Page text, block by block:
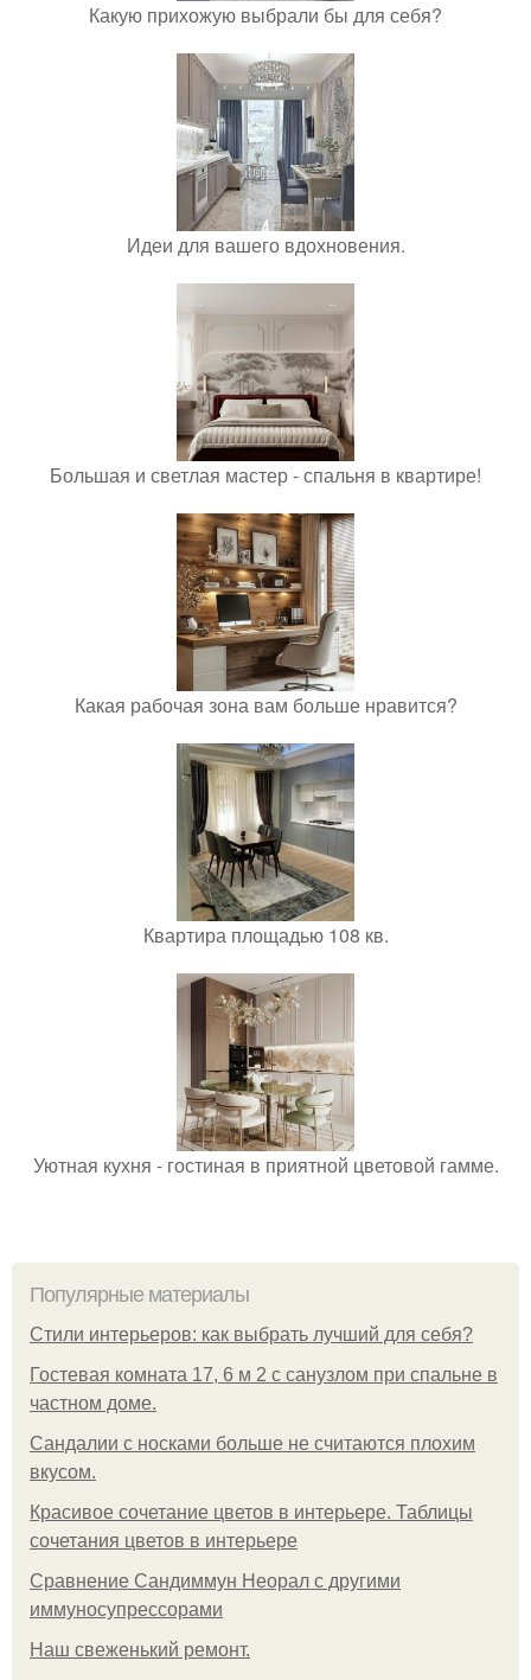
Какую прихожую выбрали бы для себя?
Идеи для вашего вдохновения.
Большая и светлая мастер - спальня в квартире!
Какая рабочая зона вам больше нравится?
Квартира площадью 108 кв.
Уютная кухня - гостиная в приятной цветовой гамме.
Популярные материалы
Стили интерьеров: как выбрать лучший для себя?
Гостевая комната 17, 6 м 2 с санузлом при спальне в
частном доме.
Сандалии с носками больше не считаются плохим
вкусом.
Красивое сочетание цветов в интерьере. Таблицы
сочетания цветов в интерьере
Сравнение Сандиммун Неорал с другими
иммуносупрессорами
Наш свеженький ремонт.